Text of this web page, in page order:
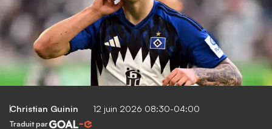
Christian Guinin 12 juin 2026 08:30-04:00
Traduit par